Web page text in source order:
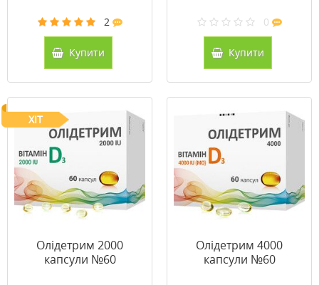
2
Купити
0
Купити
ХІТ
Олідетрим 2000
капсули №60
Олідетрим 4000
капсули №60